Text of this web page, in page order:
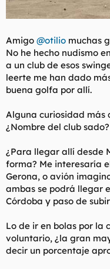
Amigo @otilio muchas
No he hecho nudismo
a un club de esos
leerte me han dado
buena golfa por allí.
Alguna curiosidad más
¿Nombre del club
¿Para llegar allí desde
forma? Me interesaría
Gerona, o avión
ambas se podrá llegar
Córdoba y paso de
Lo de ir en bolas por la
voluntario, ¿la gran
decir un porcentaje